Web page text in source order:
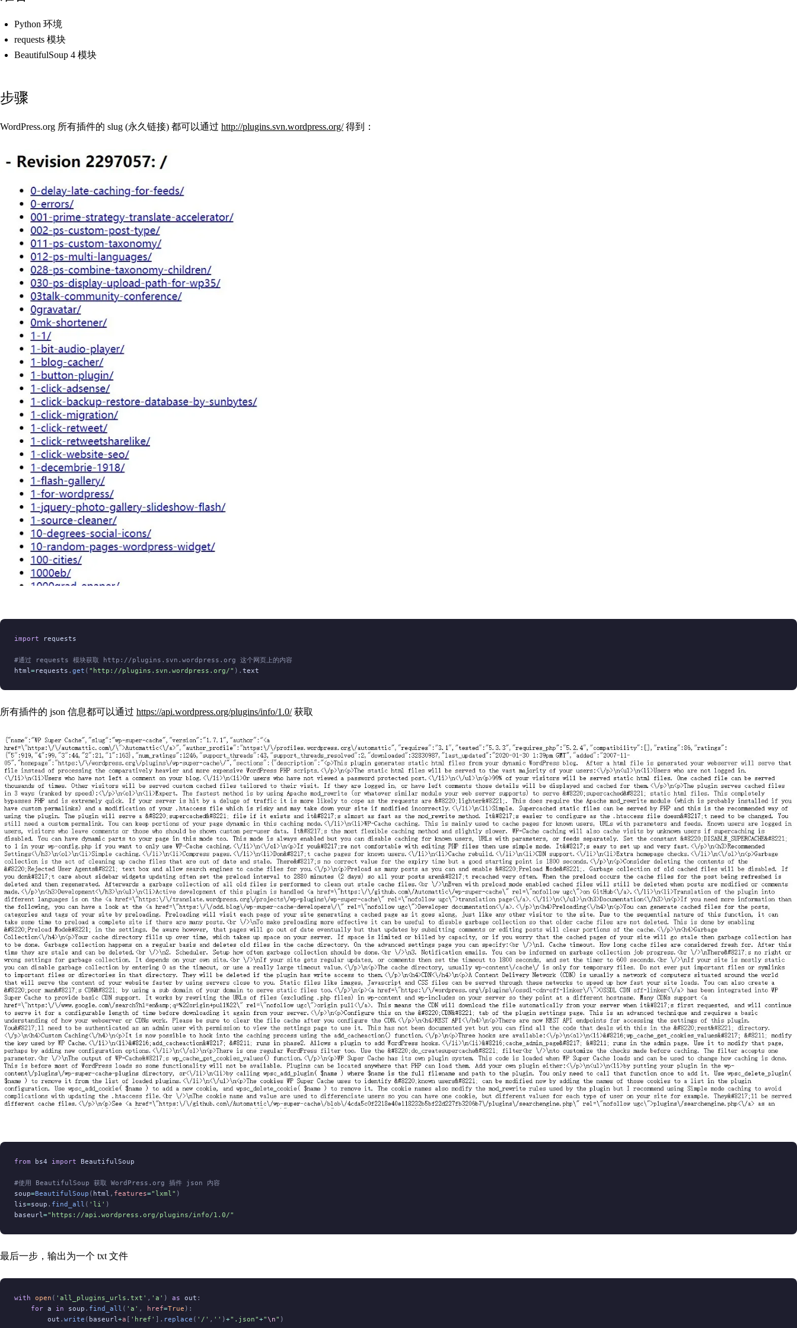
Python 环境
requests 模块
BeautifulSoup 4 模块
步骤
WordPress.org 所有插件的 slug (永久链接) 都可以通过 http://plugins.svn.wordpress.org/得到：
import requests
#通过 requests 模块获取 http://plugins.svn.wordpress.org 这个网页上的内容
html =requests . get ( "http://plugins.svn.wordpress.org/" ). text
所有插件的 json 信息都可以通过 https://api.wordpress.org/plugins/info/1.0/获取
from bs4 import BeautifulSoup
#使用 BeautifulSoup 获取 WordPress.org 插件 json 内容
soup=BeautifulSoup ( html , features="lxml" )
lis=soup . find_all ( 'li' )
baseurl ="https://api.wordpress.org/plugins/info/1.0/"
最后一步，输出为一个 txt 文件
with open ( 'all_plugins_urls.txt' , 'a' ) as out :
for a in soup . find_all ( 'a' , href=True ):
out . write ( baseurl +a [ ' href ' ]. replace ( '/' , '' )+".json"+"\n" )